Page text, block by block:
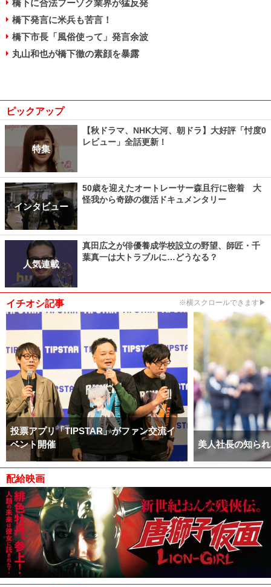
橋下に合法フーゾク業界が猛反発
橋下発言に米兵も苦言！
橋下市長「風俗使って」発言余波
丸山和也が橋下徹の素顔を暴露
ピックアップ
特集
【秋ドラマ、NHK大河、朝ドラ】大好評「忖度0
レビュー」全話更新！
インタビュー
50歳を迎えたオートレーサー森且行に密着 大
怪我から奇跡の復活ドキュメンタリー
人気連載
真田広之が俳優養成学校設立の野望、師匠・千
葉真一は大トラブルに…どうなる？
イチオシ記事 ※横スクロールできます▶
投票アプリ「TIPSTAR」がファン交流イ
ベント開催
美人社長の知ら
配給映画